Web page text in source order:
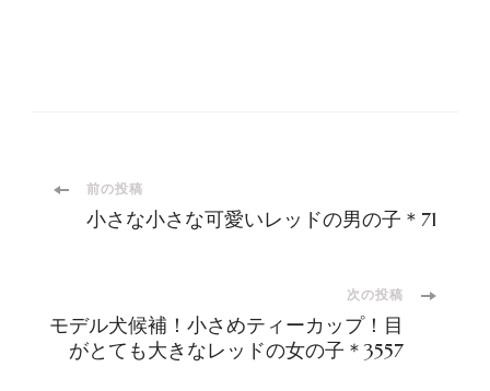
投
ナ
ビ
前の投稿
小さな小さな可愛いレッドの男の子＊71
次の投稿
モデル犬候補！小さめティーカップ！目
がとても大きなレッドの女の子＊3557